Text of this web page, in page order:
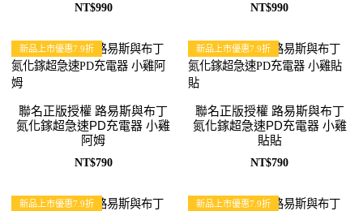
NT$990 NT$990
新品上市優惠7.9折
聯名正版授權 路易斯與布丁
氮化鎵超急速PD充電器 小雞
阿姆
NT$790
新品上市優惠7.9折
聯名正版授權 路易斯與布丁
氮化鎵超急速PD充電器 小雞
貼貼
NT$790
新品上市優惠7.9折 新品上市優惠7.9折